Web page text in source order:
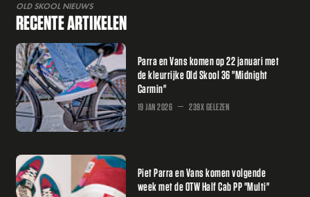
OLD SKOOL NIEUWS
RECENTE ARTIKELEN
Parra en Vans komen op 22 januari met
de kleurrijke Old Skool 36 "Midnight
Carmin"
19 JAN 2026 239X GELEZEN
Piet Parra en Vans komen volgende
week met de OTW Half Cab PP "Multi"